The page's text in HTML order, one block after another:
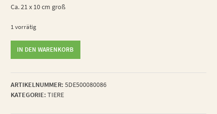
Ca. 21 x 10 cm groß
1 vorrätig
IN DEN WARENKORB
ARTIKELNUMMER: 5DE500080086
KATEGORIE: TIERE